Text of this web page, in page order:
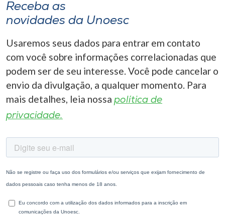
Receba as
novidades da Unoesc
Usaremos seus dados para entrar em contato
com você sobre informações correlacionadas que
podem ser de seu interesse. Você pode cancelar o
envio da divulgação, a qualquer momento. Para
mais detalhes, leia nossa política de
privacidade.